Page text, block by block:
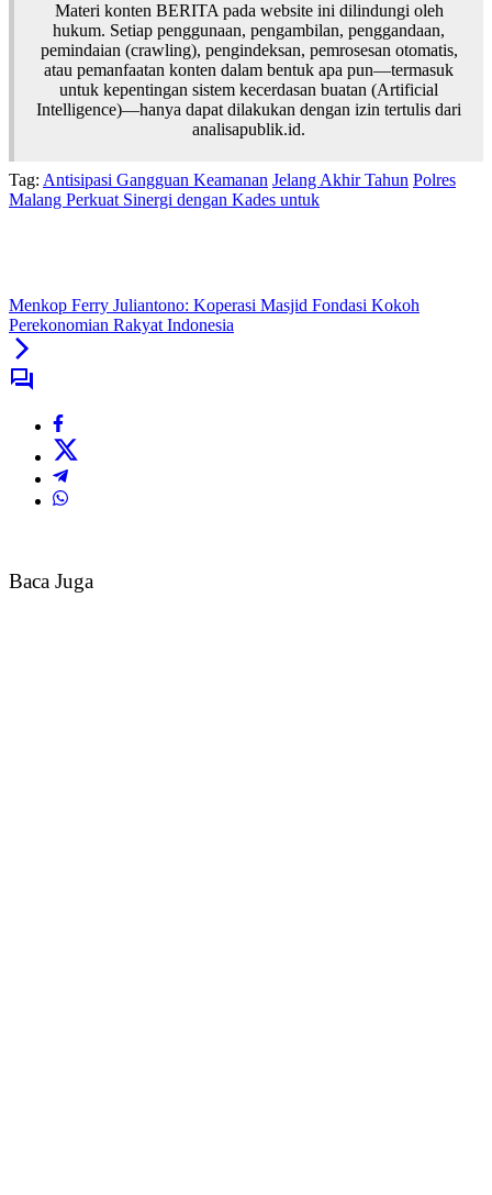
Materi konten BERITA pada website ini dilindungi oleh
hukum. Setiap penggunaan, pengambilan, penggandaan,
pemindaian (crawling), pengindeksan, pemrosesan otomatis,
atau pemanfaatan konten dalam bentuk apa pun—termasuk
untuk kepentingan sistem kecerdasan buatan (Artificial
Intelligence)—hanya dapat dilakukan dengan izin tertulis dari
analisapublik.id.
Tag: Antisipasi Gangguan Keamanan Jelang Akhir Tahun Polres
Malang Perkuat Sinergi dengan Kades untuk
Menkop Ferry Juliantono: Koperasi Masjid Fondasi Kokoh
Perekonomian Rakyat Indonesia
Baca Juga